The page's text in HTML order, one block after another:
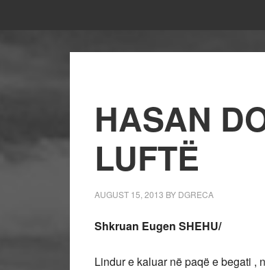
HASAN
LUFTË
AUGUST 15, 2013 BY DGRECA
Shkruan Eugen SHEHU/
Lindur e kaluar në paqë e begati ,